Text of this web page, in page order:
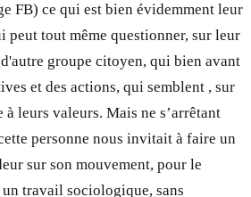
FB) ce qui est bien évidemment leur
tout même questionner, sur leur
groupe citoyen, qui bien avant
et des actions, qui semblent , sur
leurs valeurs. Mais ne s’arrêtant
personne nous invitait à faire un
sur son mouvement, pour le
travail sociologique, sans